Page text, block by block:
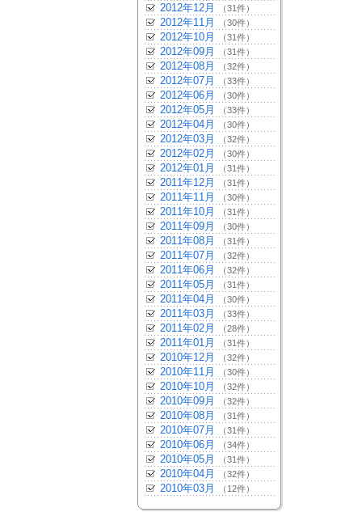
2012年12月 （31件）
2012年11月 （30件）
2012年10月 （31件）
2012年09月 （31件）
2012年08月 （32件）
2012年07月 （33件）
2012年06月 （30件）
2012年05月 （33件）
2012年04月 （30件）
2012年03月 （32件）
2012年02月 （30件）
2012年01月 （31件）
2011年12月 （31件）
2011年11月 （30件）
2011年10月 （31件）
2011年09月 （30件）
2011年08月 （31件）
2011年07月 （32件）
2011年06月 （32件）
2011年05月 （31件）
2011年04月 （30件）
2011年03月 （33件）
2011年02月 （28件）
2011年01月 （31件）
2010年12月 （32件）
2010年11月 （30件）
2010年10月 （32件）
2010年09月 （32件）
2010年08月 （31件）
2010年07月 （31件）
2010年06月 （34件）
2010年05月 （31件）
2010年04月 （32件）
2010年03月 （12件）